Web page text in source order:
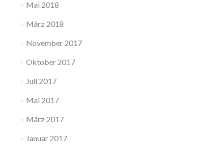
Mai 2018
März 2018
November 2017
Oktober 2017
Juli 2017
Mai 2017
März 2017
Januar 2017